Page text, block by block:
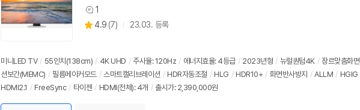
상
품
1
별
4.9 (상
뷰
7) 23.03. 등록
미니LED TV / 55인치(138cm) / 4K UHD / 주사율: 120Hz / 에너지효율: 4등급 / 2023년형 / 뉴럴퀀텀4K / 장르맞춤화면
션보간(MEMC) / 필름메이커모드 / 스마트캘리브레이션 / HDR자동조절 / HLG / HDR10+ / 화면반사방지 / ALLM / HGIG
HDMI2.1 / FreeSync / 타이젠 / HDMI(전체): 4개 / 출시가: 2,390,000원